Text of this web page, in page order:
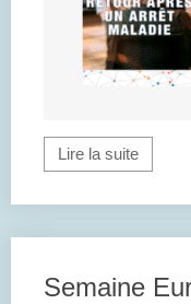
Lire la suite
Semaine